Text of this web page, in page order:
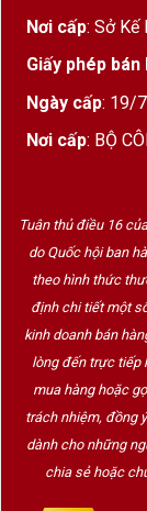
Nơi cấp: Sở
Giấy phép
Ngày cấp: 19/
Nơi cấp: BỘ
Tuân thủ điều 16
do Quốc hội ban
theo hình thức
định chi tiết một
kinh doanh bán
lòng đến trực tiếp
mua hàng hoặc
trách nhiệm, đồng
dành cho những
chia sẻ hoặc